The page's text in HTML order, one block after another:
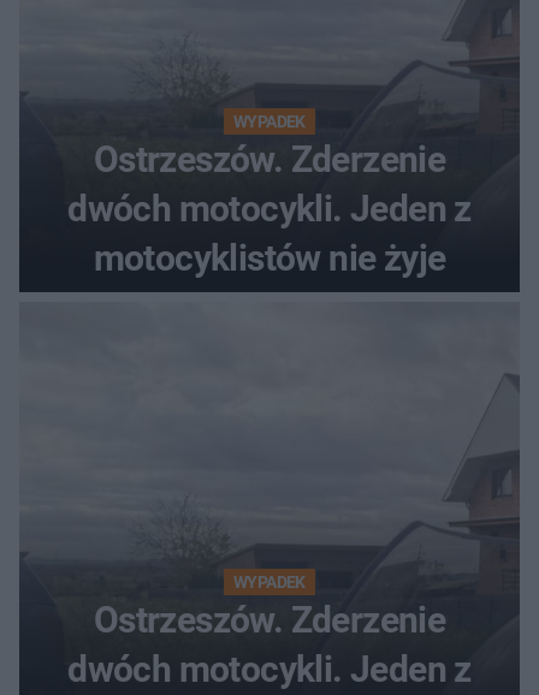
WYPADEK
Ostrzeszów. Zderzenie
dwóch motocykli. Jeden z
motocyklistów nie żyje
WYPADEK
Ostrzeszów. Zderzenie
dwóch motocykli. Jeden z